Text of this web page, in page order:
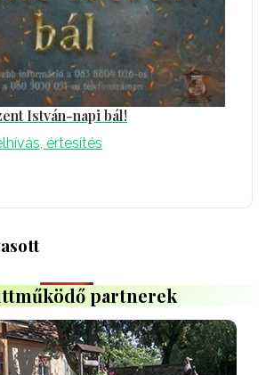
István-napi bál!
értesítés
partnerek